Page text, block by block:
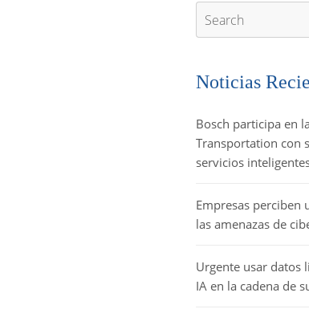
Noticias
Bosch participa en
Transportation con
servicios
Empresas perciben
las amenazas de
Urgente usar datos
IA en la cadena de